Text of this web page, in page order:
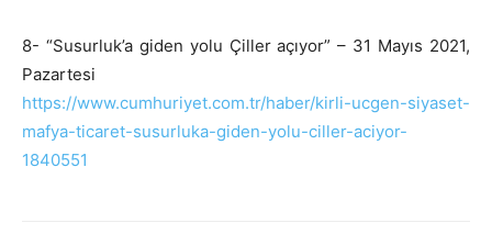
8- “Susurluk’a giden yolu Çiller açıyor” – 31 Mayıs 2021,
Pazartesi
https://www.cumhuriyet.com.tr/haber/kirli-ucgen-siyaset-
mafya-ticaret-susurluka-giden-yolu-ciller-aciyor-
1840551